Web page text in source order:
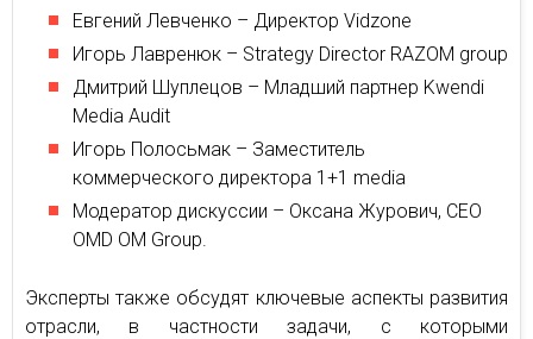
Евгений Левченко – Директор Vidzone
Игорь Лавренюк – Strategy Director RAZOM group
Дмитрий Шуплецов – Младший партнер Kwendi
Media Audit
Игорь Полосьмак – Заместитель
коммерческого директора 1+1 media
Модератор дискуссии – Оксана Журович, CEO
OMD OM Group.
Эксперты также обсудят ключевые аспекты развития
отрасли, в частности задачи, с которыми